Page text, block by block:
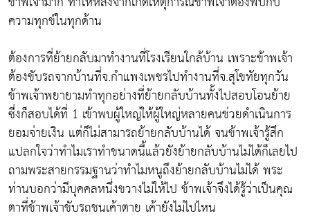
ความทุกข์ในทุกด้าน
ต้องการที่ย้ายกลับมาทำงานที่โรงเรียนใกล้บ้าน เพราะข้าพเจ้า
ต้องขับรถจากบ้านที่จ.กำแพงเพชรไปทำงานที่จ.สุโขทัยทุกวัน
ข้าพเจ้าพยายามทำทุกอย่างที่ย้ายกลับบ้านทั้งไปสอบโอนย้าย
ซึ่งก็สอบได้ที่ 1 เข้าพบผู้ใหญ่ให้ผู้ใหญ่หลายคนช่วยดำเนินการ
ยอมจ่ายเงิน แต่ก็ไม่สามารถย้ายกลับบ้านได้ จนข้าพเจ้ารู้สึก
แปลกใจว่าทำไมเราทำขนาดนี้แล้วยังย้ายกลับบ้านไม่ได้ก็เลยไป
ถามพระสายกรรมฐานว่าทำไมหนูถึงย้ายกลับบ้านไม่ได้ พระ
ท่านบอกว่ามีบุคคลหนึ่งขวางไม่ให้ไป ข้าพเจ้าจึงได้รู้ว่าเป็นคุณ
ตาที่ข้าพเจ้าขับรถชนเค้าตาย เค้ายังไม่ไปไหน